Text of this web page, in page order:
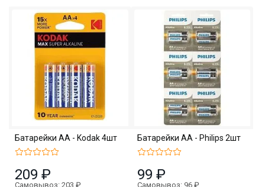
Батарейки АА - Kodak 4шт
209 ₽
Самовывоз: 203 ₽
Батарейки АА - Philips 2шт
99 ₽
Самовывоз: 96 ₽